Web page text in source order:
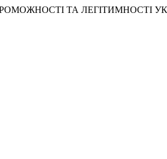
ТА ЛЕГІТИМНОСТІ